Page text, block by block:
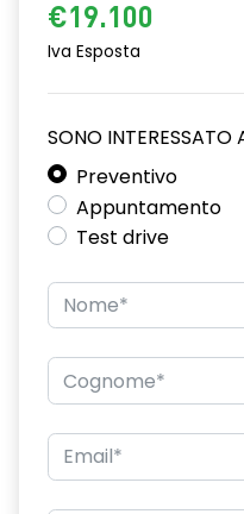
€19.100
Iva Esposta
SONO INTERESSATO
Preventivo
Appuntamento
Test drive